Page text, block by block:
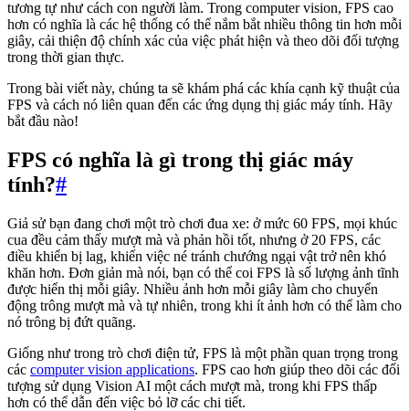
tương tự như cách con người làm. Trong computer vision, FPS cao
hơn có nghĩa là các hệ thống có thể nắm bắt nhiều thông tin hơn mỗi
giây, cải thiện độ chính xác của việc phát hiện và theo dõi đối tượng
trong thời gian thực.
Trong bài viết này, chúng ta sẽ khám phá các khía cạnh kỹ thuật của
FPS và cách nó liên quan đến các ứng dụng thị giác máy tính. Hãy
bắt đầu nào!
FPS có nghĩa là gì trong thị giác máy
tính?#
Giả sử bạn đang chơi một trò chơi đua xe: ở mức 60 FPS, mọi khúc
cua đều cảm thấy mượt mà và phản hồi tốt, nhưng ở 20 FPS, các
điều khiển bị lag, khiến việc né tránh chướng ngại vật trở nên khó
khăn hơn. Đơn giản mà nói, bạn có thể coi FPS là số lượng ảnh tĩnh
được hiển thị mỗi giây. Nhiều ảnh hơn mỗi giây làm cho chuyển
động trông mượt mà và tự nhiên, trong khi ít ảnh hơn có thể làm cho
nó trông bị đứt quãng.
Giống như trong trò chơi điện tử, FPS là một phần quan trọng trong
các computer vision applications. FPS cao hơn giúp theo dõi các đối
tượng sử dụng Vision AI một cách mượt mà, trong khi FPS thấp
hơn có thể dẫn đến việc bỏ lỡ các chi tiết.